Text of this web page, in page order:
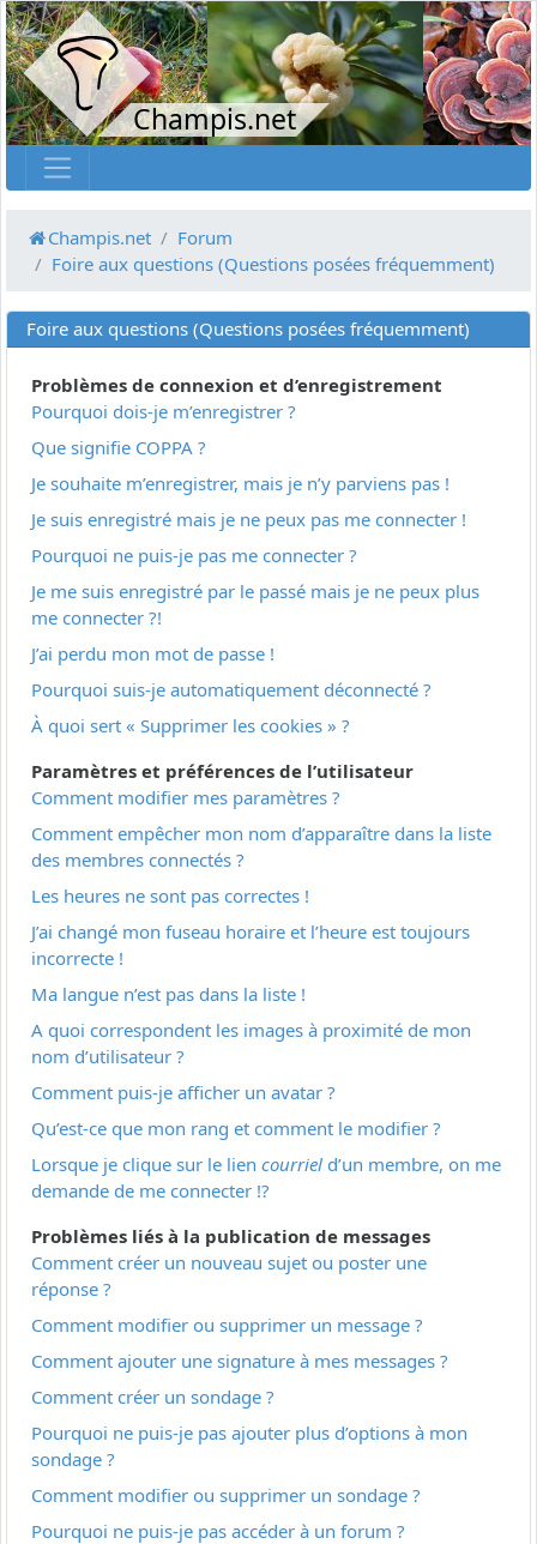
Champis.net
Champis.net
Forum
Foire aux questions (Questions posées fréquemment)
Foire aux questions (Questions posées fréquemment)
Problèmes de connexion et d’enregistrement
Pourquoi dois-je m’enregistrer ?
Que signifie COPPA ?
Je souhaite m’enregistrer, mais je n’y parviens pas !
Je suis enregistré mais je ne peux pas me connecter !
Pourquoi ne puis-je pas me connecter ?
Je me suis enregistré par le passé mais je ne peux plus
me connecter ?!
J’ai perdu mon mot de passe !
Pourquoi suis-je automatiquement déconnecté ?
À quoi sert « Supprimer les cookies » ?
Paramètres et préférences de l’utilisateur
Comment modifier mes paramètres ?
Comment empêcher mon nom d’apparaître dans la liste
des membres connectés ?
Les heures ne sont pas correctes !
J’ai changé mon fuseau horaire et l’heure est toujours
incorrecte !
Ma langue n’est pas dans la liste !
A quoi correspondent les images à proximité de mon
nom d’utilisateur ?
Comment puis-je afficher un avatar ?
Qu’est-ce que mon rang et comment le modifier ?
Lorsque je clique sur le lien courriel d’un membre, on me
demande de me connecter !?
Problèmes liés à la publication de messages
Comment créer un nouveau sujet ou poster une
réponse ?
Comment modifier ou supprimer un message ?
Comment ajouter une signature à mes messages ?
Comment créer un sondage ?
Pourquoi ne puis-je pas ajouter plus d’options à mon
sondage ?
Comment modifier ou supprimer un sondage ?
Pourquoi ne puis-je pas accéder à un forum ?